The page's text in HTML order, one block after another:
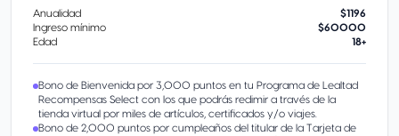
Anualidad
$1196
Ingreso mínimo
$60000
Edad
18+
Bono de Bienvenida por 3,000 puntos en tu Programa de Lealtad
Recompensas Select con los que podrás redimir a través de la
tienda virtual por miles de artículos, certificados y/o viajes.
Bono de 2,000 puntos por cumpleaños del titular de la Tarjeta de